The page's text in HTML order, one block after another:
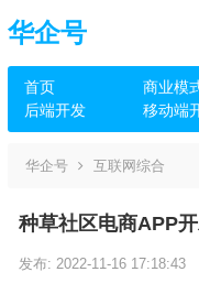
华企号
首页 商业模
后端开发
移动端
华企号 互联网综合
种草社区电商APP
发布: 2022-11-16 17:18:43